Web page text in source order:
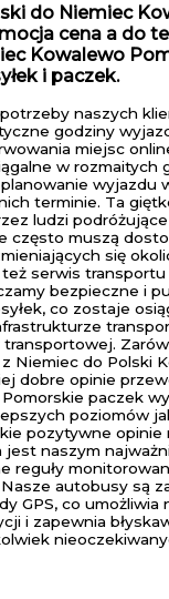
do Niemiec
cena a do
Kowalewo
i paczek.
naszych
godziny
miejsc
w rozmaitych
wyjazdu
terminie. Ta
ludzi
często muszą
się
serwis
bezpieczne i
co zostaje
transportowej.
Niemiec do Polski
dobre opinie
paczek
poziomów
pozytywne opinie
jest naszym
reguły
autobusy są
GPS, co umożliwia
i zapewnia